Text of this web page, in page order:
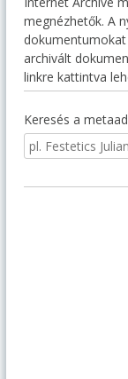
megnézhetők. A
dokumentumokat
archivált
linkre kattintva
Keresés a